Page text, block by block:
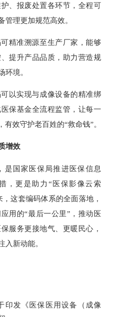
、报废处置各环节，全程可
管理更加规范高效。
精准溯源至生产厂家，能够
提升产品品质，助力营造规
环境。
以实现与成像设备的精准绑
保基金全流程监管，让每一
效守护老百姓的“救命钱”。
增效
是国家医保局推进医保信息
，更是助力“医保影像云索
这套编码体系的全面落地，
用的“最后一公里”，推动医
服务更接地气、更暖民心，
入新动能。
印发《医保医用设备（成像